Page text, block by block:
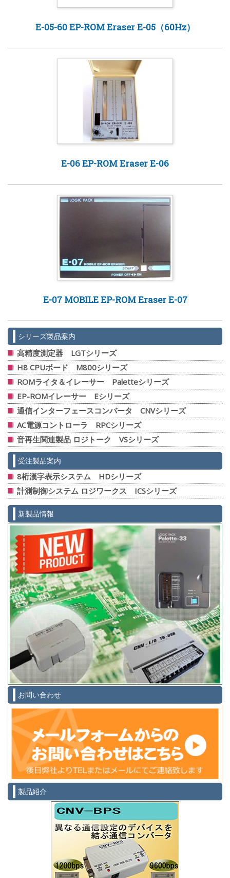
E-05-60 EP-ROM Eraser E-05（60Hz）
E-06 EP-ROM Eraser E-06
E-07 MOBILE EP-ROM Eraser E-07
シリーズ製品案内
高精度測定器 LGTシリーズ
H8 CPUボード M800シリーズ
ROMライタ＆イレーサー Paletteシリーズ
EP-ROMイレーサー Eシリーズ
通信インターフェースコンバータ CNVシリーズ
AC電源コントローラ RPCシリーズ
音再生関連製品 ロジトーク VSシリーズ
受注製品案内
8桁漢字表示システム HDシリーズ
計測制御システム ロジワークス ICSシリーズ
新製品情報
お問い合わせ
製品紹介